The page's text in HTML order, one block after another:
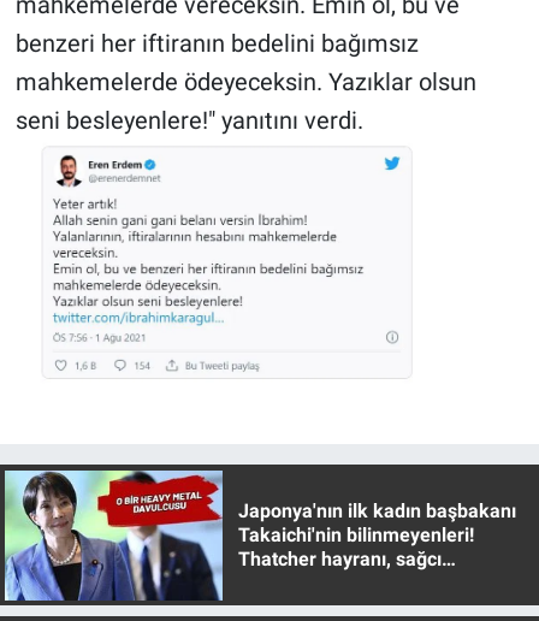
benzeri her iftiranın bedelini bağımsız
mahkemelerde ödeyeceksin. Yazıklar olsun
seni besleyenlere!" yanıtını verdi.
Japonya'nın ilk kadın başbakanı
Takaichi'nin bilinmeyenleri!
Thatcher hayranı, sağcı